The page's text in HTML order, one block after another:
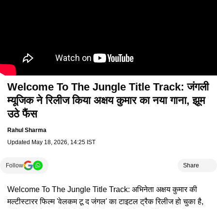
Welcome To The Jungle Title Track: जंगली
म्यूजिक ने रिलीज किया अक्षय कुमार का नया गाना, झूम
उठे फैंस
Rahul Sharma
Updated May 18, 2026, 14:25 IST
Follow Share
Welcome To The Jungle Title Track: अभिनेता अक्षय कुमार की
मल्टीस्टारर फिल्म 'वेलकम टू द जंगल' का टाइटल ट्रैक रिलीज हो चुका है,